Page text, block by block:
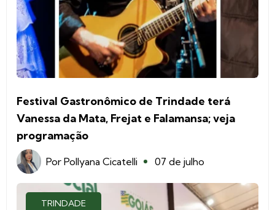
Festival Gastronômico de Trindade terá
Vanessa da Mata, Frejat e Falamansa; veja
programação
Por Pollyana Cicatelli 07 de julho
TRINDADE